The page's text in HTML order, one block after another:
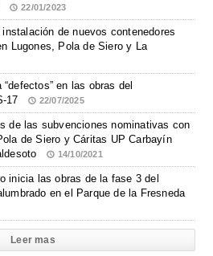
22/01/2023
de nuevos contenedores
Lugones, Pola de Siero y La
en las obras del
17
22/07/2025
de las subvenciones nominativas con
de Siero y Cáritas UP Carbayín
14/10/2021
inicia las obras de la fase 3 del
en el Parque de la Fresneda
Leer mas